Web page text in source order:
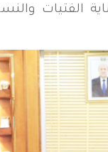
الفتيات